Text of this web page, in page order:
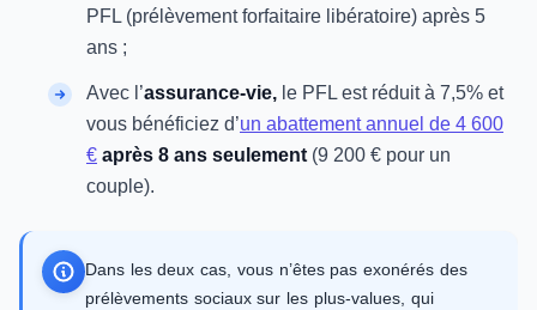
PFL (prélèvement forfaitaire libératoire) après 5
ans ;
Avec l’assurance-vie, le PFL est réduit à 7,5% et
vous bénéficiez d’un abattement annuel de 4 600
€ après 8 ans seulement (9 200 € pour un
couple).
Dans les deux cas, vous n’êtes pas exonérés des
prélèvements sociaux sur les plus-values, qui